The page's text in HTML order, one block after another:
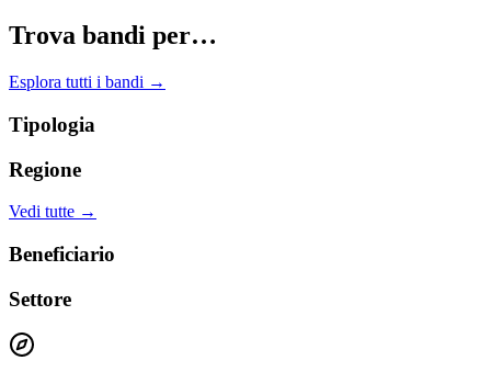
Trova bandi per…
Esplora tutti i bandi →
Tipologia
Regione
Vedi tutte →
Beneficiario
Settore